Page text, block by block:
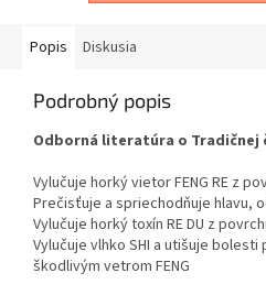
Popis Diskusia
Podrobný popis
Odborná literatúra o Tradičnej
Vylučuje horký vietor FENG RE z
Prečisťuje a spriechodňuje hlavu,
Vylučuje horký toxín RE DU z
Vylučuje vlhko SHI a utišuje
škodlivým vetrom FENG